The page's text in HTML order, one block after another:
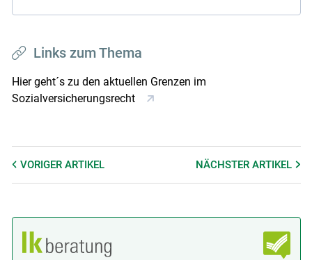
Links zum Thema
Hier geht´s zu den aktuellen Grenzen im
Sozialversicherungsrecht
VORIGER ARTIKEL NÄCHSTERARTIKEL